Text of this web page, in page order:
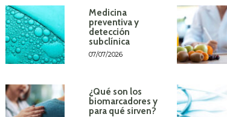
Medicina
preventiva y
detección
subclínica
07/07/2026
¿Qué son los
biomarcadores y
para qué sirven?